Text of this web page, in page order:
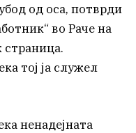
од оса, потврди
во Раче на
страница.
тој ја служел
ненадејната